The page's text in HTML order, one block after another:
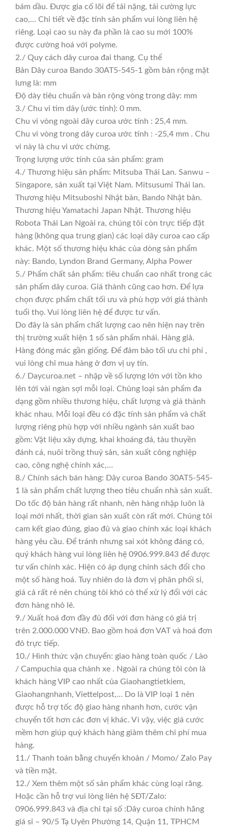
bám dầu. Được gia cố lõi để tải nặng, tải cường lực
cao,… Chi tiết về đặc tính sản phẩm vui lòng liên hệ
riêng. Loại cao su này đa phần là cao su mới 100%
được cường hoá với polyme.
2./ Quy cách dây curoa đai thang. Cụ thể
Bản Dây curoa Bando 30AT5-545-1 gồm bản rộng mặt
lưng là: mm
Độ dày tiêu chuẩn và bản rộng vòng trong dây: mm
3./ Chu vi tim dây (ước tính): 0 mm.
Chu vi vòng ngoài dây curoa ước tính : 25,4 mm.
Chu vi vòng trong dây curoa ước tính : -25,4 mm . Chu
vi này là chu vi ước chừng.
Trọng lượng ước tính của sản phẩm: gram
4./ Thương hiệu sản phẩm: Mitsuba Thái Lan. Sanwu –
Singapore, sản xuất tại Việt Nam. Mitsusumi Thái lan.
Thương hiệu Mitsuboshi Nhật bản, Bando Nhật bản.
Thương hiệu Yamatachi Japan Nhật. Thương hiệu
Robota Thái Lan Ngoài ra, chúng tôi còn trực tiếp đặt
hàng (không qua trung gian) các loại dây curoa cao cấp
khác. Một số thương hiệu khác của dòng sản phẩm
này: Bando, Lyndon Brand Germany, Alpha Power
5./ Phẩm chất sản phẩm: tiêu chuẩn cao nhất trong các
sản phẩm dây curoa. Giá thành cũng cao hơn. Để lựa
chọn được phẩm chất tối ưu và phù hợp với giá thành
tuổi thọ. Vui lòng liên hệ để được tư vấn.
Do đây là sản phẩm chất lượng cao nên hiện nay trên
thị trường xuất hiện 1 số sản phẩm nhái. Hàng giả.
Hàng đóng mác gần giống. Để đảm bảo tối ưu chi phí ,
vui lòng chỉ mua hàng ở đơn vị uy tín.
6./ Daycuroa.net – nhập về số lượng lớn với tồn kho
lên tới vài ngàn sợi mỗi loại. Chủng loại sản phẩm đa
dạng gồm nhiều thương hiệu, chất lượng và giá thành
khác nhau. Mỗi loại đều có đặc tính sản phẩm và chất
lượng riêng phù hợp với nhiều ngành sản xuất bao
gồm: Vật liệu xây dựng, khai khoáng đá, tàu thuyền
đánh cá, nuôi trồng thuỷ sản, sản xuất công nghiệp
cao, công nghệ chính xác,…
8./ Chính sách bán hàng: Dây curoa Bando 30AT5-545-
1 là sản phẩm chất lượng theo tiêu chuẩn nhà sản xuất.
Do tốc độ bán hàng rất nhanh, nên hàng nhập luôn là
loại mới nhất, thời gian sản xuất còn rất mới. Chúng tôi
cam kết giao đúng, giao đủ và giao chính xác loại khách
hàng yêu cầu. Để tránh nhưng sai xót không đáng có,
quý khách hàng vui lòng liên hệ 0906.999.843 để được
tư vấn chính xác. Hiện có áp dụng chính sách đổi cho
một số hàng hoá. Tuy nhiên do là đơn vị phân phối sỉ,
giá cả rất rẻ nên chúng tôi khó có thể xử lý đổi với các
đơn hàng nhỏ lẻ.
9./ Xuất hoá đơn đầy đủ đối với đơn hàng có giá trị
trên 2.000.000 VNĐ. Bao gồm hoá đơn VAT và hoá đơn
đỏ trực tiếp.
10./ Hình thức vận chuyển: giao hàng toàn quốc / Lào
/ Campuchia qua chành xe . Ngoài ra chúng tôi còn là
khách hàng VIP cao nhất của Giaohangtietkiem,
Giaohangnhanh, Viettelpost,… Do là VIP loại 1 nên
được hỗ trợ tốc độ giao hàng nhanh hơn, cước vận
chuyển tốt hơn các đơn vị khác. Vì vậy, việc giá cước
mềm hơn giúp quý khách hàng giảm thêm chi phí mua
hàng.
11./ Thanh toán bằng chuyển khoản / Momo/ Zalo Pay
và tiền mặt.
12./ Xem thêm một số sản phẩm khác cùng loại răng.
Hoặc cần hỗ trợ vui lòng liên hệ SĐT/Zalo:
0906.999.843 và địa chỉ tại số :Dây curoa chính hãng
giá sỉ – 90/5 Tạ Uyên Phường 14, Quận 11, TPHCM